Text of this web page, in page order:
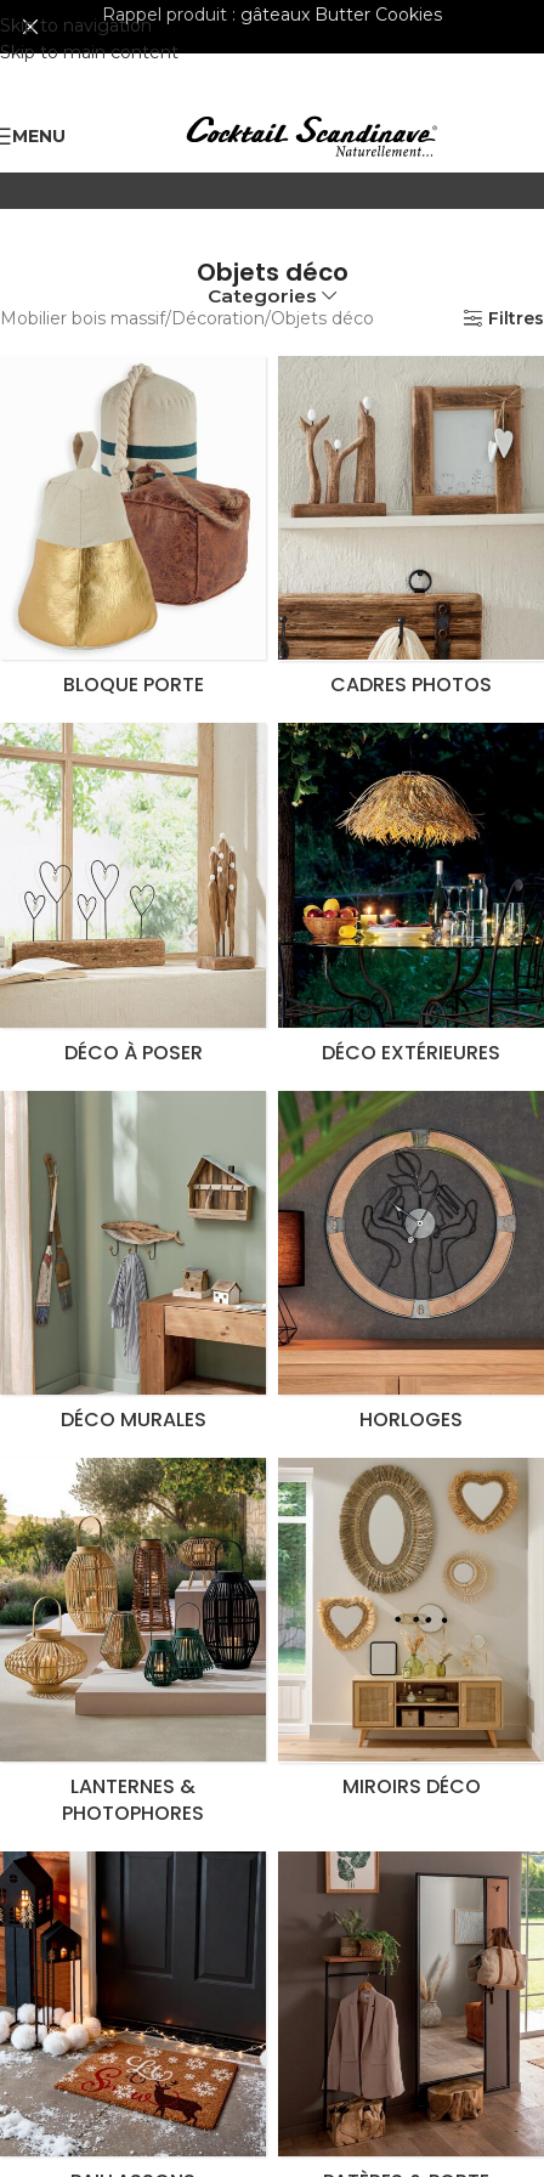
Skip to navigation
Skip to main content
Rappel produit : gâteaux Butter Cookies
MENU
Objets déco
Categories
Mobilier bois massif Décoration Objets déco Filtres
BLOQUE PORTE CADRES PHOTOS
DÉCO À POSER DÉCO EXTÉRIEURES
DÉCO MURALES HORLOGES
LANTERNES &
PHOTOPHORES
MIROIRS DÉCO